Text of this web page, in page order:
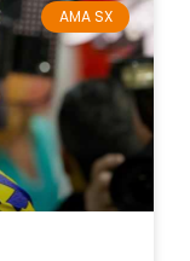
AMA SX